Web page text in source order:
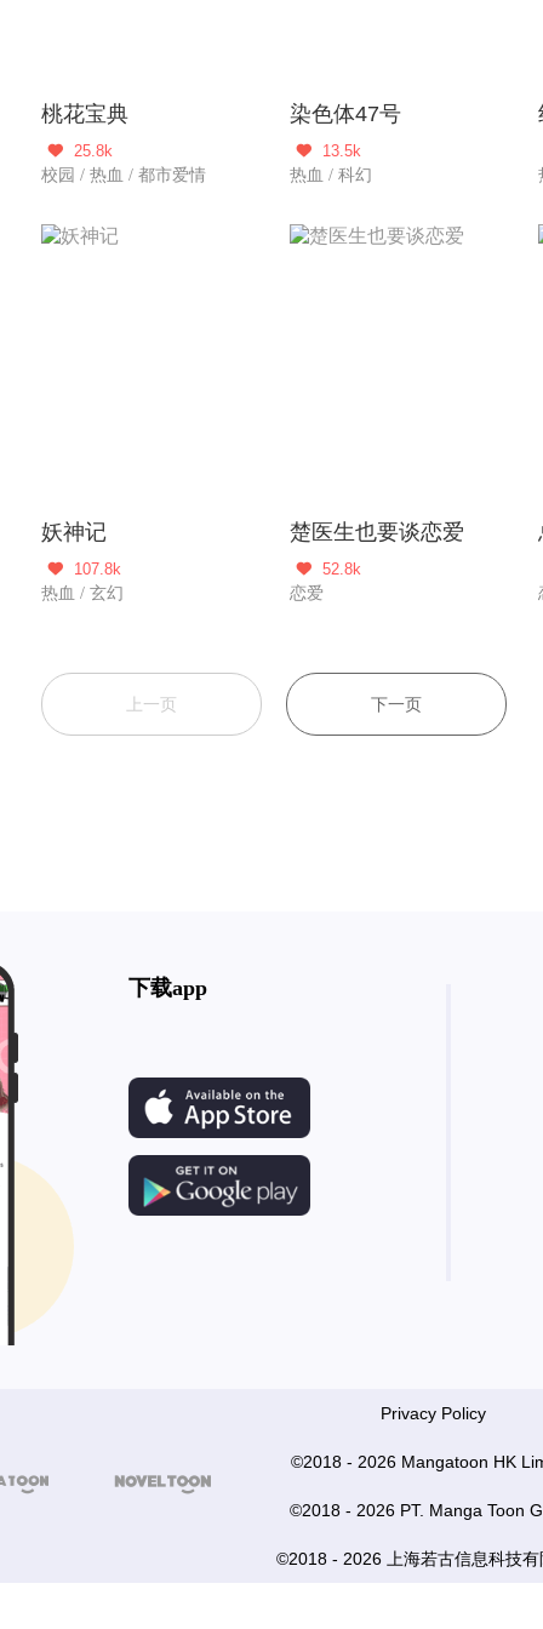
桃花宝典

25.8k
校园 / 热血 / 都市爱情
染色体47号

13.5k
热血 / 科幻
妖神记

107.8k
热血 / 玄幻
楚医生也要谈恋爱

52.8k
恋爱
上一页 下一页
下载app

Privacy Policy
©2018 - 2026 Mangatoon HK
©2018 - 2026 PT. Manga Toon
©2018 - 2026 上海若古信息科技有